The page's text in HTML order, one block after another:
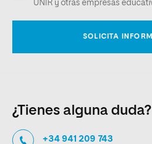
¿Tienes alguna duda?
+34 941 209 743